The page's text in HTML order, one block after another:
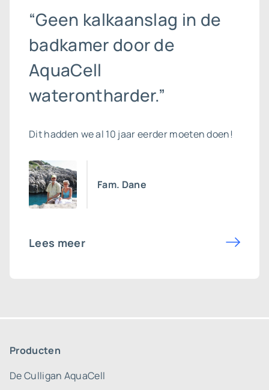
“Geen kalkaanslag in de
badkamer door de
AquaCell
waterontharder.”
Dit hadden we al 10 jaar eerder moeten doen!
Fam. Dane
Lees meer
Producten
De Culligan AquaCell